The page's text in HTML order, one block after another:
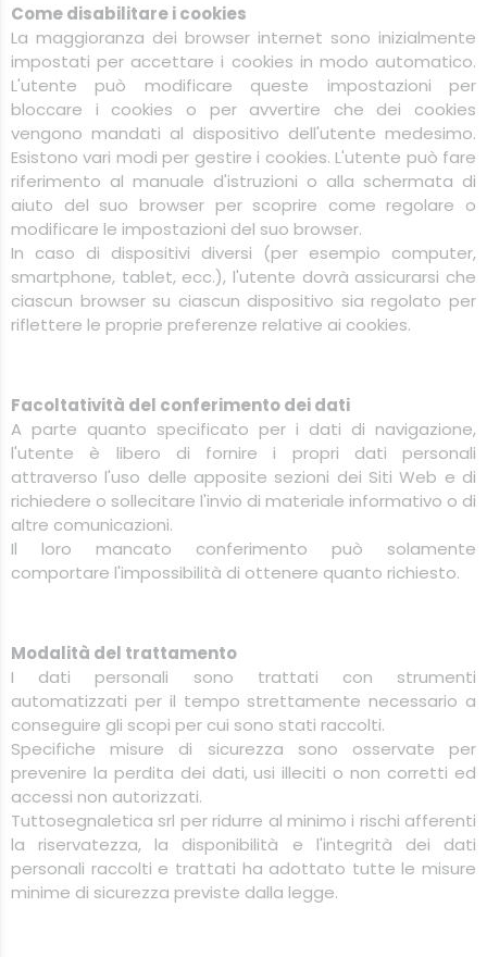
Come disabilitare i cookies
La maggioranza dei browser internet sono inizialmente
impostati per accettare i cookies in modo automatico.
L'utente può modificare queste impostazioni per
bloccare i cookies o per avvertire che dei cookies
vengono mandati al dispositivo dell'utente medesimo.
Esistono vari modi per gestire i cookies. L'utente può fare
riferimento al manuale d'istruzioni o alla schermata di
aiuto del suo browser per scoprire come regolare o
modificare le impostazioni del suo browser.
In caso di dispositivi diversi (per esempio computer,
smartphone, tablet, ecc.), l'utente dovrà assicurarsi che
ciascun browser su ciascun dispositivo sia regolato per
riflettere le proprie preferenze relative ai cookies.
Facoltatività del conferimento dei dati
A parte quanto specificato per i dati di navigazione,
l'utente è libero di fornire i propri dati personali
attraverso l'uso delle apposite sezioni dei Siti Web e di
richiedere o sollecitare l'invio di materiale informativo o di
altre comunicazioni.
Il loro mancato conferimento può solamente
comportare l'impossibilità di ottenere quanto richiesto.
Modalità del trattamento
I dati personali sono trattati con strumenti
automatizzati per il tempo strettamente necessario a
conseguire gli scopi per cui sono stati raccolti.
Specifiche misure di sicurezza sono osservate per
prevenire la perdita dei dati, usi illeciti o non corretti ed
accessi non autorizzati.
Tuttosegnaletica srl per ridurre al minimo i rischi afferenti
la riservatezza, la disponibilità e l'integrità dei dati
personali raccolti e trattati ha adottato tutte le misure
minime di sicurezza previste dalla legge.